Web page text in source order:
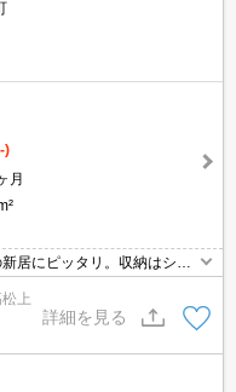
)
月
居にピッタリ。収納はシュ
けられているので、衣類や
面道具といった小物もスッ
用しています。2台設置さ
す。
上
詳細を見る